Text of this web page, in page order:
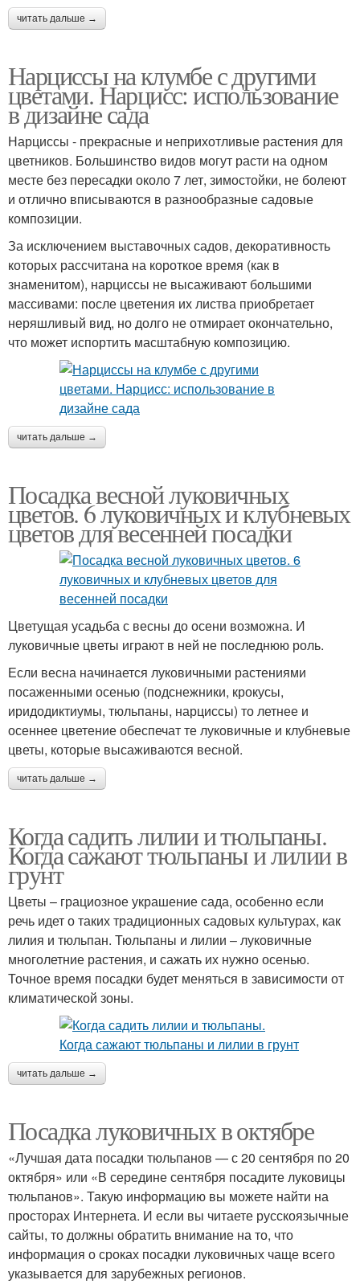
читать дальше →
Нарциссы на клумбе с другими
цветами. Нарцисс: использование
в дизайне сада
Нарциссы - прекрасные и неприхотливые растения для
цветников. Большинство видов могут расти на одном
месте без пересадки около 7 лет, зимостойки, не болеют
и отлично вписываются в разнообразные садовые
композиции.
За исключением выставочных садов, декоративность
которых рассчитана на короткое время (как в
знаменитом), нарциссы не высаживают большими
массивами: после цветения их листва приобретает
неряшливый вид, но долго не отмирает окончательно,
что может испортить масштабную композицию.
читать дальше →
Посадка весной луковичных
цветов. 6 луковичных и клубневых
цветов для весенней посадки
Цветущая усадьба с весны до осени возможна. И
луковичные цветы играют в ней не последнюю роль.
Если весна начинается луковичными растениями
посаженными осенью (подснежники, крокусы,
иридодиктиумы, тюльпаны, нарциссы) то летнее и
осеннее цветение обеспечат те луковичные и клубневые
цветы, которые высаживаются весной.
читать дальше →
Когда садить лилии и тюльпаны.
Когда сажают тюльпаны и лилии в
грунт
Цветы – грациозное украшение сада, особенно если
речь идет о таких традиционных садовых культурах, как
лилия и тюльпан. Тюльпаны и лилии – луковичные
многолетние растения, и сажать их нужно осенью.
Точное время посадки будет меняться в зависимости от
климатической зоны.
читать дальше →
Посадка луковичных в октябре
«Лучшая дата посадки тюльпанов — с 20 сентября по 20
октября» или «В середине сентября посадите луковицы
тюльпанов». Такую информацию вы можете найти на
просторах Интернета. И если вы читаете русскоязычные
сайты, то должны обратить внимание на то, что
информация о сроках посадки луковичных чаще всего
указывается для зарубежных регионов.